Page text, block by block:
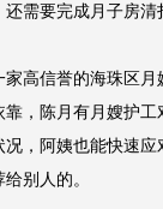
需要完成月子房清
家高信誉的海珠区
，陈月有月嫂护
，阿姨也能快速
别人的。